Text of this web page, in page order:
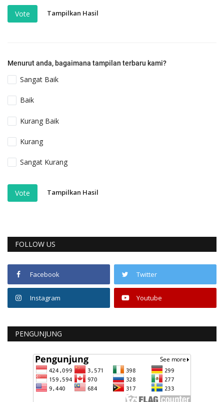
Vote Tampilkan Hasil
Menurut anda, bagaimana tampilan terbaru kami?
Sangat Baik
Baik
Kurang Baik
Kurang
Sangat Kurang
Vote Tampilkan Hasil
FOLLOW US
Facebook Twitter
Instagram Youtube
PENGUNJUNG